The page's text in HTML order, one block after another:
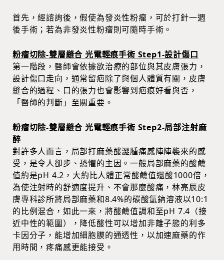
首先，經諮詢後，假使為發炎性粉瘤，可於打針一週
後手術；若為非發炎性粉瘤則可隨時手術。
粉瘤切除-雙層縫合 光電輕痕手術 Step1-設計傷口
第一階段，醫師會依據欲治療的部位與其皮膚張力，
設計傷口走向，通常留疤除了與個人體質有關，皮膚
縫合的過程、口的張力也會影響到疤痕好看與否，
「醫師的判斷」至關重要。
粉瘤切除-雙層縫合 光電輕痕手術 Step2-局部注射麻
醉
對許多人而言，局部打麻藥酸澀腫痛感陣陣襲來的感
受，是令人卻步、恐懼的主因。一般局部麻藥的酸鹼
值約是pH 4.2，大約比人體正常酸鹼值還酸1000倍，
為使注射時的舒適度提升、不會那麼酸痛，林亮辰皮
膚專科診所將局部麻藥和8.4%的碳酸氫鈉溶液以10:1
的比例混合，如此一來，將酸鹼值調和至pH 7.4（接
近中性的範圍），降低酸性可以增加非離子態的利多
卡因分子，能增加細胞膜的通透性，以加速麻藥的作
用時間，疼痛感更能接受。